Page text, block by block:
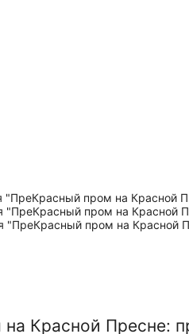
Красной Пресне: